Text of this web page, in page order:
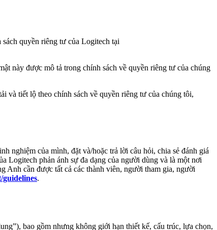
quyền riêng tư của Logitech tại
này được mô tả trong chính sách về quyền riêng tư của chúng
và tiết lộ theo chính sách về quyền riêng tư của chúng tôi,
nghiệm của mình, đặt và/hoặc trả lời câu hỏi, chia sẻ đánh giá
Logitech phản ánh sự đa dạng của người dùng và là một nơi
Anh cần được tất cả các thành viên, người tham gia, người
guidelines.
bao gồm nhưng không giới hạn thiết kế, cấu trúc, lựa chọn,